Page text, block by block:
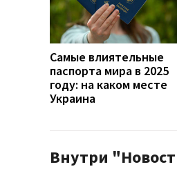
Самые влиятельные
паспорта мира в 2025
году: на каком месте
Украина
Внутри